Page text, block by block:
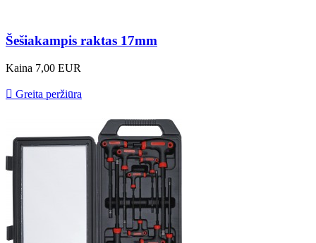
Šešiakampis raktas 17mm
Kaina 7,00 EUR
 Greita peržiūra